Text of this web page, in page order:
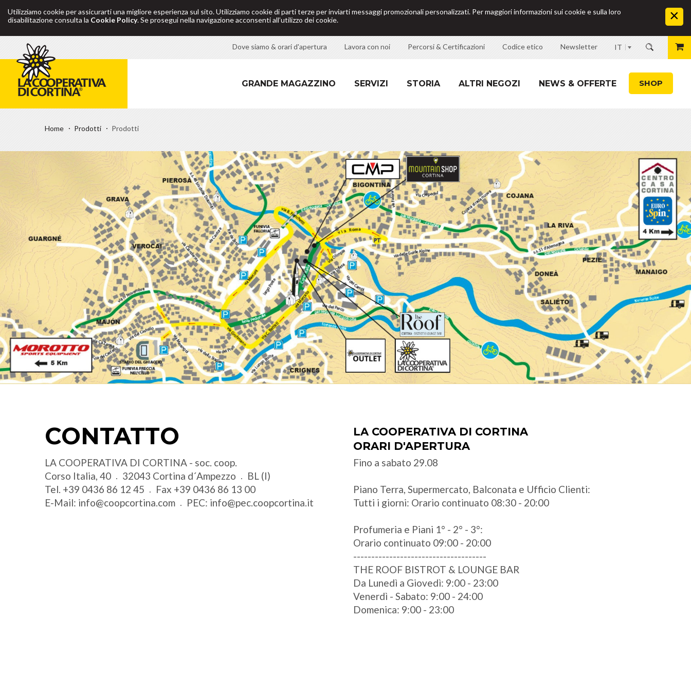
Utilizziamo cookie per assicurarti una migliore esperienza sul sito. Utilizziamo cookie di parti terze per inviarti messaggi promozionali personalizzati. Per maggiori informazioni sui cookie e sulla loro
disabilitazione consulta la Cookie Policy. Se prosegui nella navigazione acconsenti all’utilizzo dei cookie.
IT
Dove siamo & orari d'apertura Lavora con noi Percorsi & Certificazioni Codice etico Newsletter
GRANDE MAGAZZINO SERVIZI STORIA ALTRI NEGOZI NEWS & OFFERTE
Home Prodotti Prodotti
SHOP
CONTATTO
LA COOPERATIVA DI CORTINA - soc. coop.
Corso Italia, 40
32043 Cortina d´Ampezzo
BL (I)
Tel. +39 0436 86 12 45 Fax +39 0436 86 13 00
E-Mail: info@coopcortina.com PEC: info@pec.coopcortina.it
LA COOPERATIVA DI CORTINA
ORARI D'APERTURA
Fino a sabato 29.08
Piano Terra, Supermercato, Balconata e Ufficio Clienti:
Tutti i giorni: Orario continuato 08:30 - 20:00
Profumeria e Piani 1° - 2° - 3°:
Orario continuato 09:00 - 20:00
-------------------------------------
THE ROOF BISTROT & LOUNGE BAR
Da Lunedì a Giovedì: 9:00 - 23:00
Venerdì - Sabato: 9:00 - 24:00
Domenica: 9:00 - 23:00